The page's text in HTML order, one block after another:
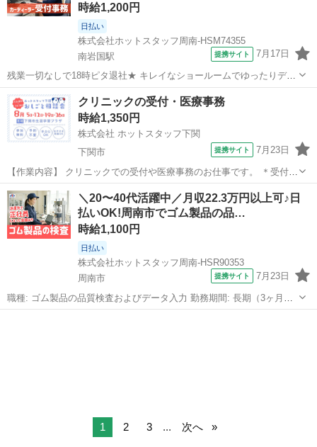
時給1,200円
日払い
株式会社ホットスタッフ周南-HSM74355
南岩国駅
提携サイト 7月17日
残業一切なしで18時ピタ退社★ キレイなショールームでゆったりデス
クワーク♪ —————————————————————— 【 このオ
シゴトのまとめ! 】 ——————————————————————
▼毎日定時退社! ...
山口 南岩国駅
クリニックの受付・医療事務
時給1,350円
株式会社 ホットスタッフ下関
下関市
提携サイト 7月23日
【作業内容】 クリニックでの受付や医療事務のお仕事です。 ＊受付・
会計対応 来院された患者様の診察券をお預かりしたり、 レジでの
会計対応を行います。 ＊処方薬の記帳 電子カルテや薬剤記録へ、
処方箋の内容を入力し...
山口 下関市 一般事務
＼20〜40代活躍中／月収22.3万円以上可♪日
払いOK!周南市でゴム製品の品…
時給1,100円
日払い
株式会社ホットスタッフ周南-HSR90353
周南市
提携サイト 7月23日
職種: ゴム製品の品質検査およびデータ入力 勤務期間: 長期（3ヶ月以
上） 仕事内容: 「人間関係がいいところで働きたい」 という方必見の
1 2 3 ... 次へ